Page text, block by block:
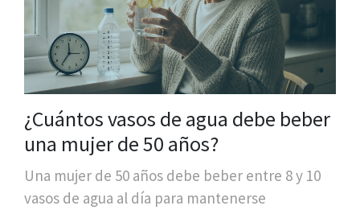
¿Cuántos vasos de agua debe beber
una mujer de 50 años?
Una mujer de 50 años debe beber entre 8 y 10
vasos de agua al día para mantenerse